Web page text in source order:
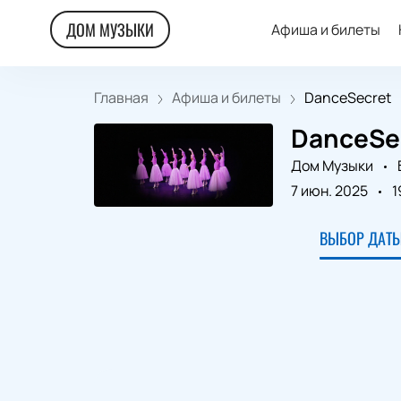
ДОМ МУЗЫКИ Афиша и билеты
Главная Афиша и билеты DanceSecret
Дом Музыки
7 июн. 2025
ВЫБОР